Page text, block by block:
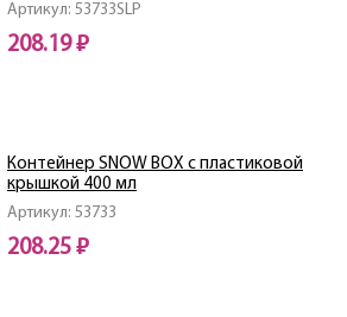
Артикул: 53733SLP
208.19 ₽
Артикул: 53733
Контейнер SNOW BOX с пластиковой
крышкой 400 мл
208.25 ₽